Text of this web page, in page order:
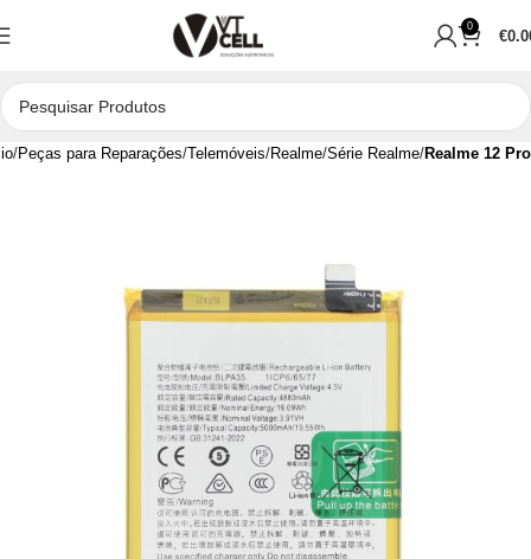
0
€
Peças para Reparações Telemóveis Realme Série Realme Realme 12 Pro